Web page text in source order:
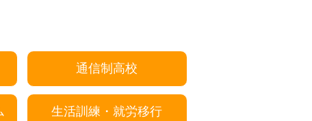
通信制高校
生活訓練・就労移行